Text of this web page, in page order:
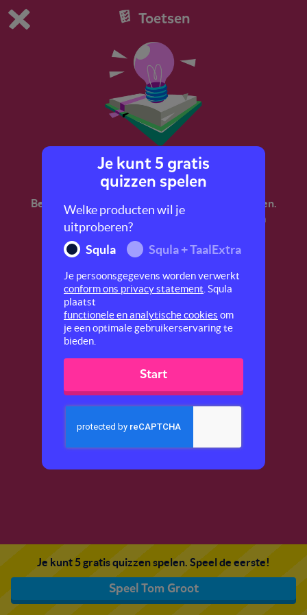
Dit is de gratis demo van Squla.
Bestel nu
1
Toetsen
Tom Groot
Bereid je voor op de LVS-toetsen begrijpend lezen.
In deze quiz ga je aan de slag met de tekst 'Tom
Je kunt 5 gratis quizzen spelen. Speel de eerste!
Speel Tom Groot
Je kunt 5 gratis
quizzen spelen
Welke producten wil je
uitproberen?
Squla
Squla + TaalExtra
Je persoonsgegevens worden verwerkt
conform ons privacy statement . Squla
plaatst
functionele en analytische cookies om
je een optimale gebruikerservaring te
bieden.
Start